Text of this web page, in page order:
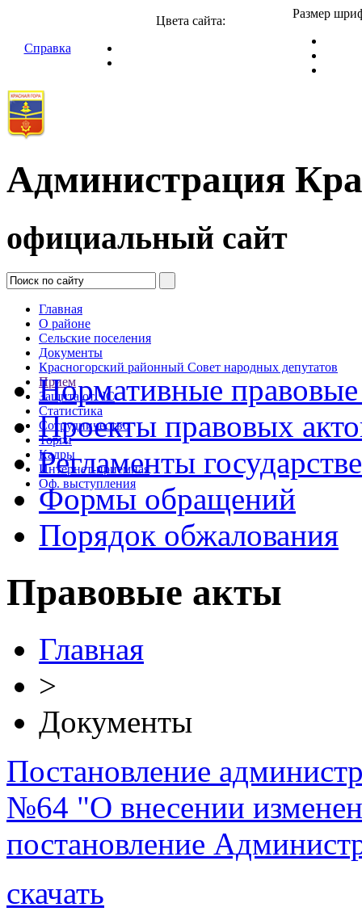
Справка
Цвета сайта:
Размер
Администрация
официальный сайт
Главная
О районе
Сельские поселения
Документы
Красногорский районный Совет народных депутатов
Прием
Защита от ЧС
Статистика
Сотрудничество
Торги
Кадры
Интернет-приемная
Оф. выступления
Нормативные
Проекты правовых
Регламенты
Формы обращений
Порядок обжалования
Правовые акты
Главная
>
Документы
Постановление
№64 "О внесении
постановление
скачать